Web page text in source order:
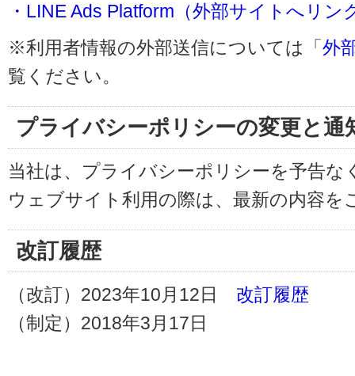
・LINE Ads Platform（外部サイトへリン
※利用者情報の外部送信については「外
覧ください。
プライバシーポリシーの変更と通
当社は、プライバシーポリシーを予告
ウェブサイト利用の際は、最新の内容を
改訂履歴
（改訂）2023年10月12日 改訂履歴
（制定）2018年3月17日